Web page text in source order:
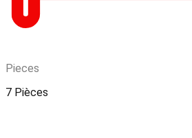
Pieces
7 Pièces